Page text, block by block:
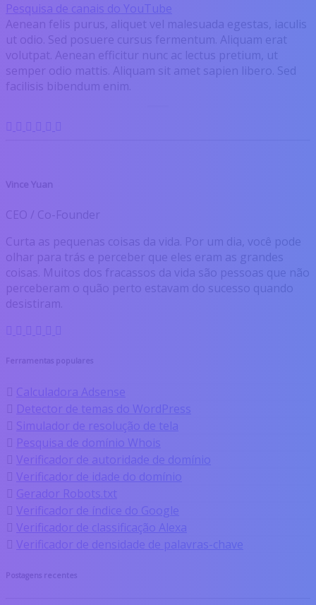
Pesquisa de canais do YouTube
Aenean felis purus, aliquet vel malesuada egestas, iaculis
ut odio. Sed posuere cursus fermentum. Aliquam erat
volutpat. Aenean efficitur nunc ac lectus pretium, ut
semper odio mattis. Aliquam sit amet sapien libero. Sed
facilisis bibendum enim.
Vince Yuan
CEO / Co-Founder
Curta as pequenas coisas da vida. Por um dia, você pode
olhar para trás e perceber que eles eram as grandes
coisas. Muitos dos fracassos da vida são pessoas que não
perceberam o quão perto estavam do sucesso quando
desistiram.
Ferramentas populares
Calculadora Adsense
Detector de temas do WordPress
Simulador de resolução de tela
Pesquisa de domínio Whois
Verificador de autoridade de domínio
Verificador de idade do domínio
Gerador Robots.txt
Verificador de índice do Google
Verificador de classificação Alexa
Verificador de densidade de palavras-chave
Postagens recentes